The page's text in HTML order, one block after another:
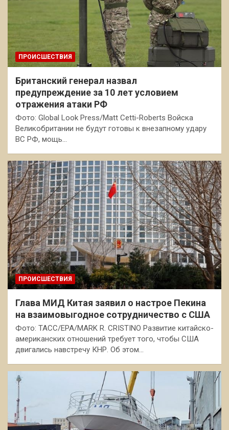
ПРОИСШЕСТВИЯ
Британский генерал назвал
предупреждение за 10 лет условием
отражения атаки РФ
Фото: Global Look Press/Matt Cetti-Roberts Войска
Великобритании не будут готовы к внезапному удару
ВС РФ, мощь…
ПРОИСШЕСТВИЯ
Глава МИД Китая заявил о настрое Пекина
на взаимовыгодное сотрудничество с США
Фото: ТАСС/EPA/MARK R. CRISTINO Развитие китайско-
американских отношений требует того, чтобы США
двигались навстречу КНР. Об этом…